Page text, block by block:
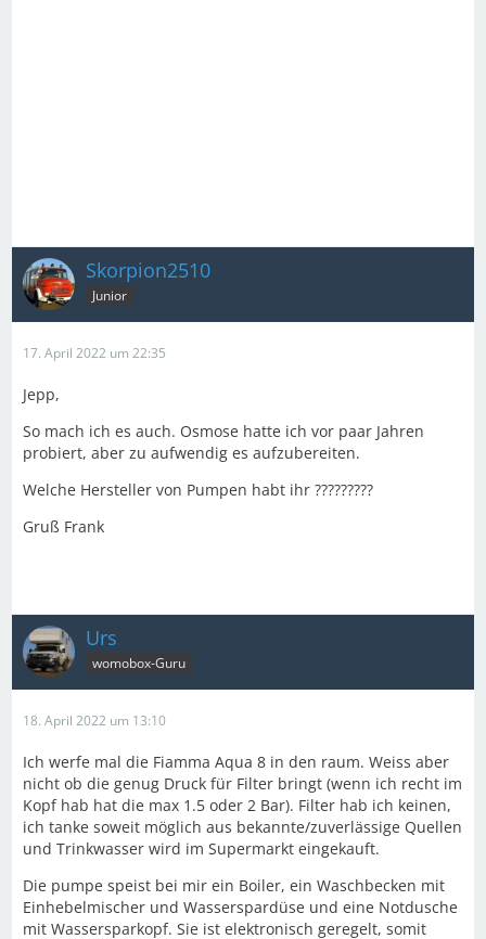
Skorpion2510
Junior
17. April 2022 um 22:35
Jepp,
So mach ich es auch. Osmose hatte ich vor paar Jahren
probiert, aber zu aufwendig es aufzubereiten.
Welche Hersteller von Pumpen habt ihr ?????????
Gruß Frank
Urs
womobox-Guru
18. April 2022 um 13:10
Ich werfe mal die Fiamma Aqua 8 in den raum. Weiss aber
nicht ob die genug Druck für Filter bringt (wenn ich recht im
Kopf hab hat die max 1.5 oder 2 Bar). Filter hab ich keinen,
ich tanke soweit möglich aus bekannte/zuverlässige Quellen
und Trinkwasser wird im Supermarkt eingekauft.
Die pumpe speist bei mir ein Boiler, ein Waschbecken mit
Einhebelmischer und Wasserspardüse und eine Notdusche
mit Wassersparkopf. Sie ist elektronisch geregelt, somit